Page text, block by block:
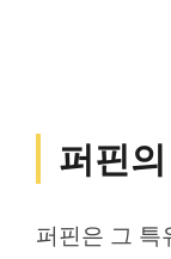
퍼핀
퍼핀은 그 특